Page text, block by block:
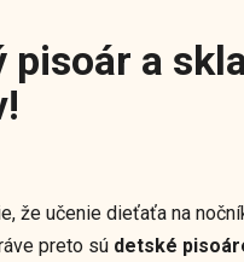
pisoár a
že učenie dieťaťa na
preto sú detské